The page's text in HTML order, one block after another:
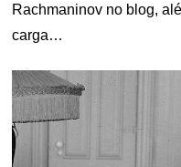
Rachmaninov no blog,
carga…